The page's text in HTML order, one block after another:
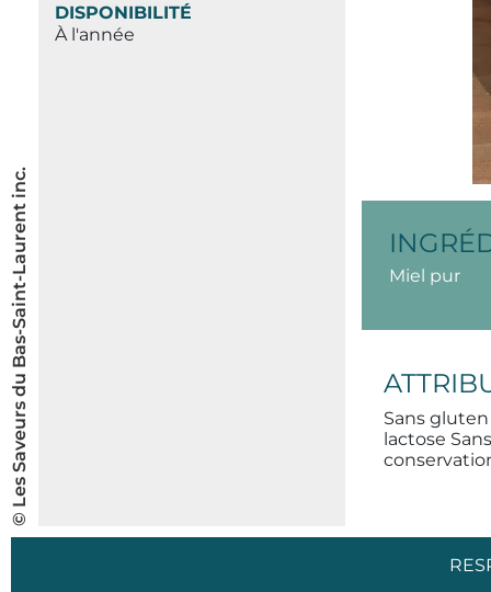
© Les Saveurs du Bas-Saint-Laurent inc.
DISPONIBILITÉ
À l'année
Miel pur
Sans
lactose